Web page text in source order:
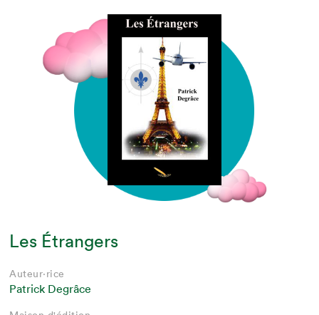
Les Étrangers
Auteur·rice
Patrick Degrâce